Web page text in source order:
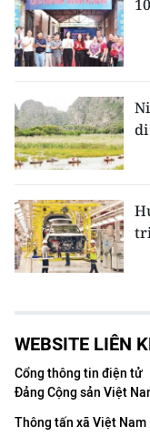
WEBSITE LIÊN
Cổng thông tin điện tử
Đảng Cộng sản Việt
Thông tấn xã Việt Nam